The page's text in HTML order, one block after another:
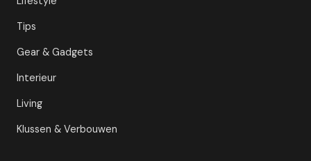
Tips
Gear & Gadgets
Interieur
Living
Klussen & Verbouwen